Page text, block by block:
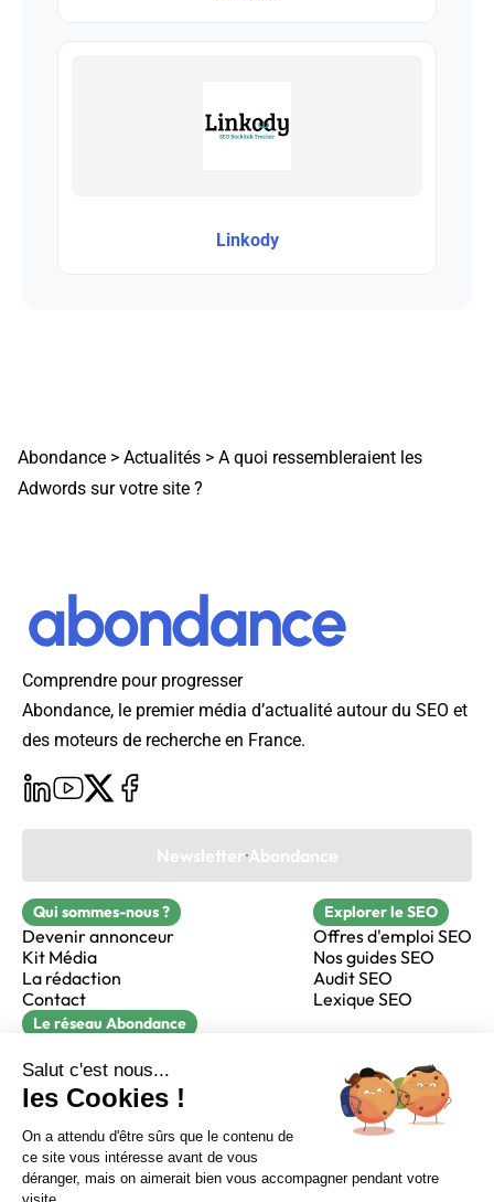
Sur LinkedIn Sur Youtube
Sur X Sur Facebook
Linkody
Abondance > Actualités > A quoi ressembleraient les
Adwords sur votre site ?
Comprendre pour progresser
Abondance, le premier média d’actualité autour du SEO et
des moteurs de recherche en France.
Newsletter Abondance
Qui sommes-nous ?
Devenir annonceur
Kit Média
La rédaction
Contact
Explorer le SEO
Offres d'emploi SEO
Nos guides SEO
Audit SEO
Lexique SEO
Le réseau Abondance
Réacteur
alfie formation